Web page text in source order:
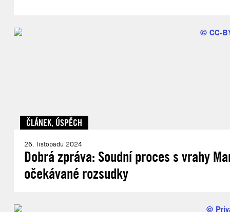
ČLÁNEK, ÚSPĚCH
26. listopadu 2024
Dobrá zpráva: Soudní proces s vrahy
očekávané rozsudky